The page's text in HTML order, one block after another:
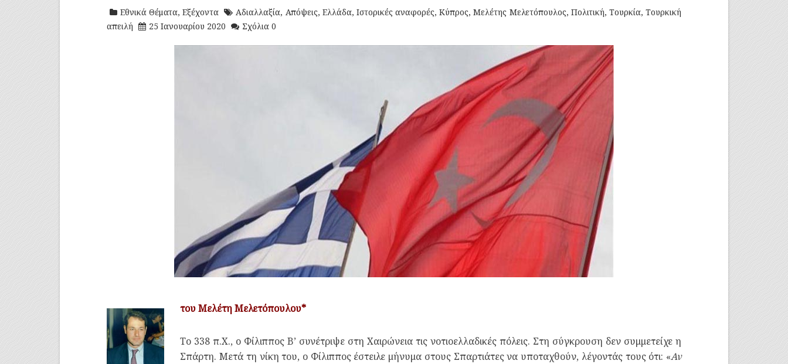
Εθνικά Θέματα,Εξέχοντα Αδιαλλαξία, Απόψεις, Ελλάδα, Ιστορικές αναφορές,Κύπρος,Μελέτης Μελετόπουλος, Πολιτική, Τουρκία,Τουρκική
απειλή
25 Ιανουαρίου 2020 Σχόλια 0
του Μελέτη Μελετόπουλου*
Το 338 π.Χ., ο Φίλιππος Β’ συνέτριψε στη Χαιρώνεια τις νοτιοελλαδικές πόλεις. Στη σύγκρουση δεν συμμετείχε η
Σπάρτη. Μετά τη νίκη του, ο Φίλιππος έστειλε μήνυμα στους Σπαρτιάτες να υποταχθούν, λέγοντάς τους ότι: «Αν